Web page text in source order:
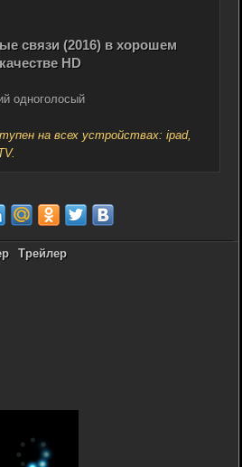
связи (2016) в хорошем
качестве HD
одноголосый
на всех устройствах: ipad,
Трейлер